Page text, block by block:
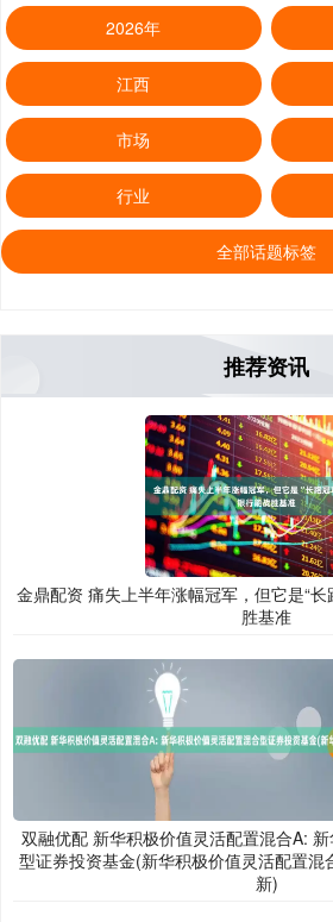
2026年
江西
市场
行业
全部话题标签
推荐资讯
金鼎配资 痛失上半年涨幅冠军，但它是“
胜基准
双融优配 新华积极价值灵活配置混合A:
型证券投资基金(新华积极价值灵活配置混
新)